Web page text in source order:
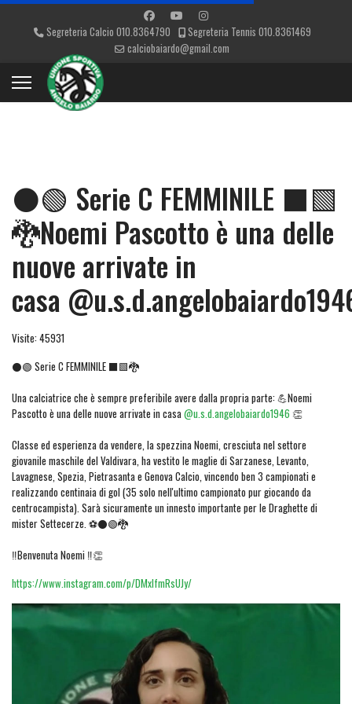
Segreteria Calcio 010.8364790
Segreteria Tennis 010.8361469
calciobaiardo@gmail.com
⚫🟢 Serie C FEMMINILE ⬛🟩
🐉Noemi Pascotto è una delle
nuove arrivate in
casa
Visite: 45931
⚫🟢 Serie C FEMMINILE ⬛🟩🐉
Una calciatrice che è sempre preferibile avere dalla propria parte: 💪Noemi
Pascotto è una delle nuove arrivate in casa@u.s.d.angelobaiardo1946 👏
Classe ed esperienza da vendere, la spezzina Noemi, cresciuta nel settore
giovanile maschile del Valdivara, ha vestito le maglie di Sarzanese, Levanto,
Lavagnese, Spezia, Pietrasanta e Genova Calcio, vincendo ben 3 campionati e
realizzando centinaia di gol (35 solo nell'ultimo campionato pur giocando da
centrocampista). Sarà sicuramente un innesto importante per le Draghette di
mister Settecerze. ⚽⚫🟢🐉
‼️Benvenuta Noemi ‼️👏
https://www.instagram.com/p/DMxlfmRsUJy/